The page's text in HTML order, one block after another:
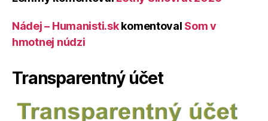
Nádej – Humanisti.skkomentoval Som v
hmotnej núdzi
Transparentný účet